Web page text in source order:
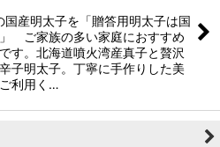
国産明太子を「贈答用明太子は国
ご家族の多い家庭におすすめ
す。北海道噴火湾産真子と贅沢
子明太子。丁寧に手作りした美
利用く…